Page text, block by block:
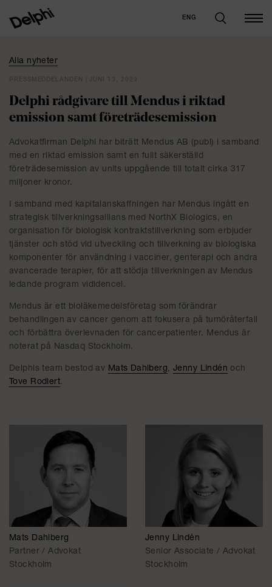
ENG
Alla nyheter
Delphi rådgivare till Mendus i riktad
emission samt företrädesemission
Advokatfirman Delphi har biträtt Mendus AB (publ) i samband
med en riktad emission samt en fullt säkerställd
företrädesemission av units uppgående till totalt cirka 317
miljoner kronor.
I samband med kapitalanskaffningen har Mendus ingått en
strategisk tillverkningsallians med NorthX Biologics, en
organisation för biologisk kontraktstillverkning som erbjuder
tjänster och stöd vid utveckling och tillverkning av biologiska
komponenter för användning i vacciner, genterapi och andra
avancerade terapier, för att stödja tillverkningen av Mendus
ledande program vididencel.
Mendus är ett bioläkemedelsföretag som förändrar
behandlingen av cancer genom att fokusera på tumöråterfall
och förbättra överlevnaden för cancerpatienter. Mendus är
noterat på Nasdaq Stockholm.
Delphis team bestod av Mats Dahlberg , Jenny Lindén och
Tove Rodlert.
Mats Dahlberg
Partner / Advokat
Stockholm
Jenny Lindén
Senior Associate / Advokat
Stockholm